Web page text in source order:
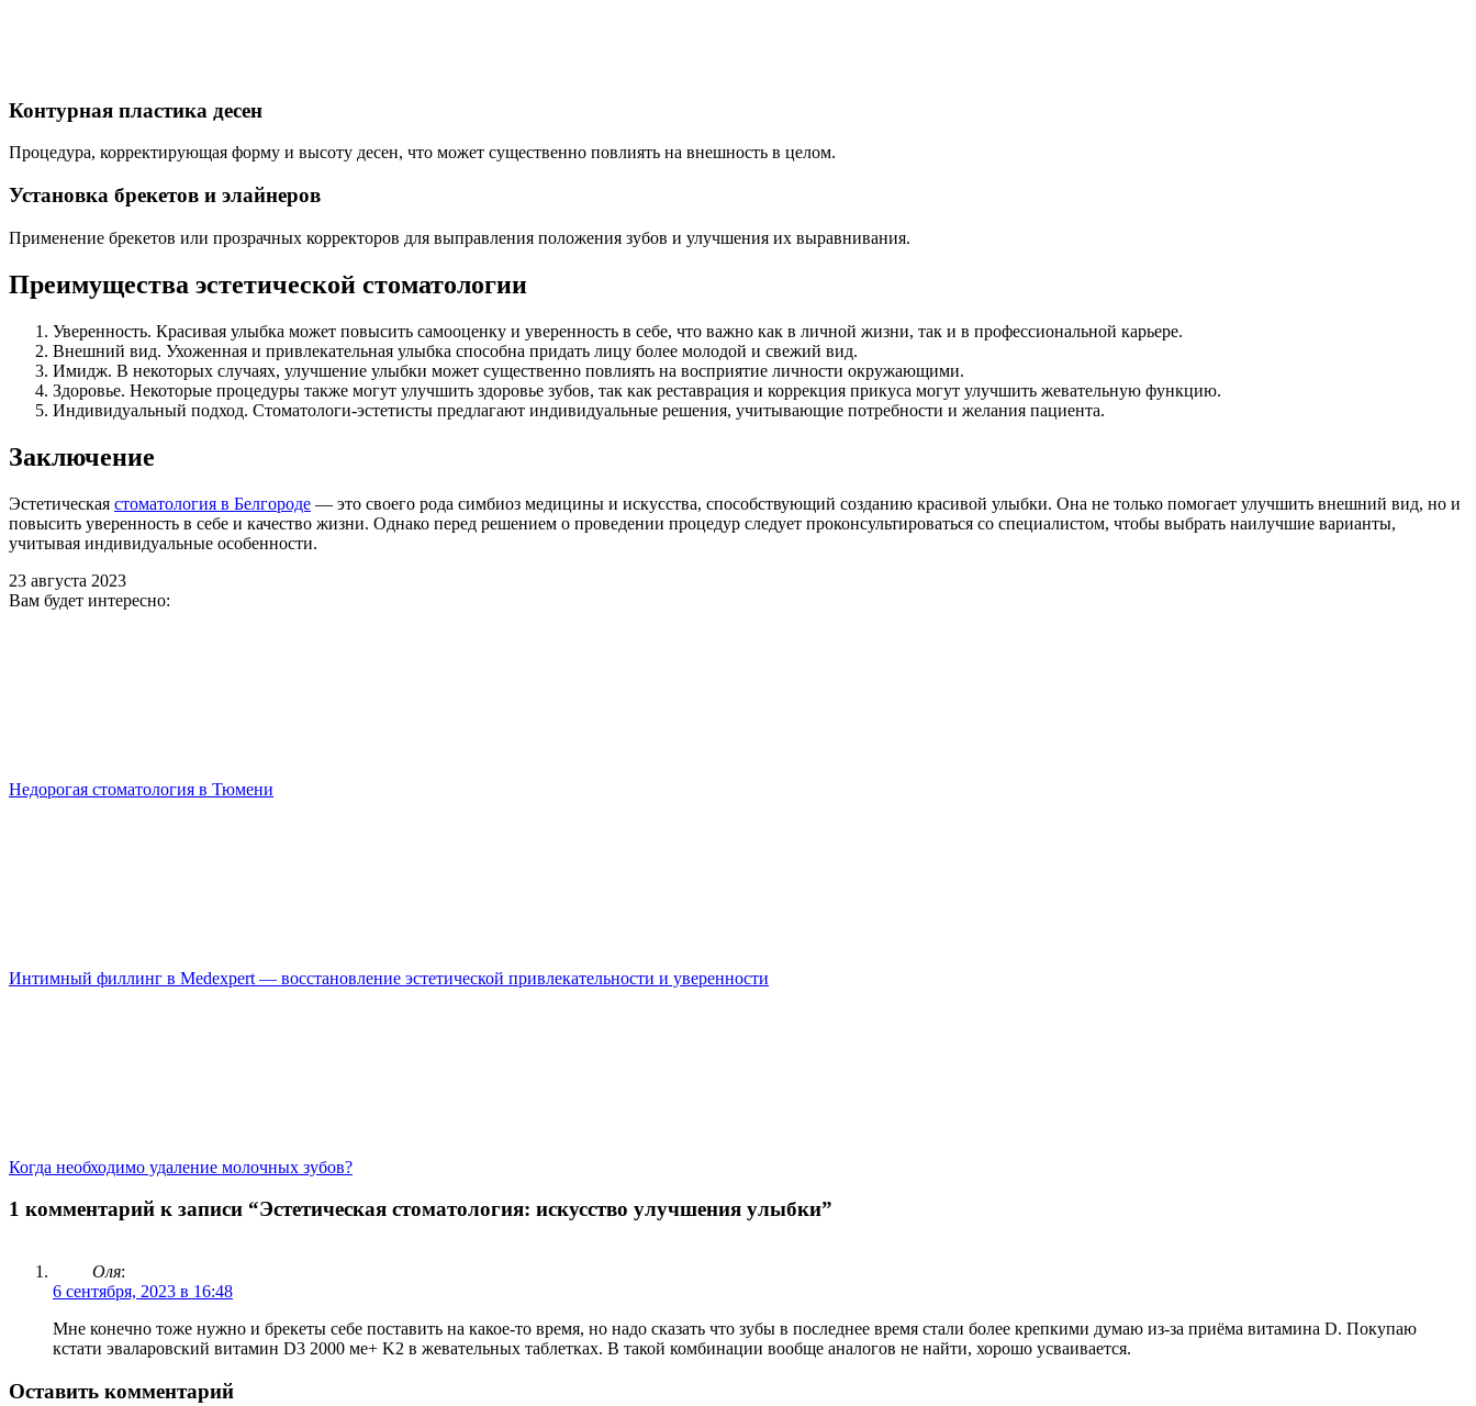
Контурная пластика десен
Процедура, корректирующая форму и высоту десен, что может существенно повлиять на внешность в целом.
Установка брекетов и элайнеров
Применение брекетов или прозрачных корректоров для выправления положения зубов и улучшения их выравнивания.
Преимущества эстетической стоматологии
Уверенность. Красивая улыбка может повысить самооценку и уверенность в себе, что важно как в личной жизни, так и в профессиональной карьере.
Внешний вид. Ухоженная и привлекательная улыбка способна придать лицу более молодой и свежий вид.
Имидж. В некоторых случаях, улучшение улыбки может существенно повлиять на восприятие личности окружающими.
Здоровье. Некоторые процедуры также могут улучшить здоровье зубов, так как реставрация и коррекция прикуса могут улучшить жевательную функцию.
Индивидуальный подход. Стоматологи-эстетисты предлагают индивидуальные решения, учитывающие потребности и желания пациента.
Заключение
Эстетическая стоматология в Белгороде — это своего рода симбиоз медицины и искусства, способствующий созданию красивой улыбки. Она не только помогает улучшить внешний вид, но и
повысить уверенность в себе и качество жизни. Однако перед решением о проведении процедур следует проконсультироваться со специалистом, чтобы выбрать наилучшие варианты,
учитывая индивидуальные особенности.
23 августа 2023
Вам будет интересно:
Недорогая стоматология в Тюмени
Интимный филлинг в Medexpert — восстановление эстетической привлекательности и уверенности
Когда необходимо удаление молочных зубов?
1 комментарий к записи “Эстетическая стоматология: искусство улучшения улыбки”
Оля:
6 сентября, 2023 в 16:48
Мне конечно тоже нужно и брекеты себе поставить на какое-то время, но надо сказать что зубы в последнее время стали более крепкими думаю из-за приёма витамина D. Покупаю
кстати эваларовский витамин D3 2000 ме+ K2 в жевательных таблетках. В такой комбинации вообще аналогов не найти, хорошо усваивается.
Оставить комментарий